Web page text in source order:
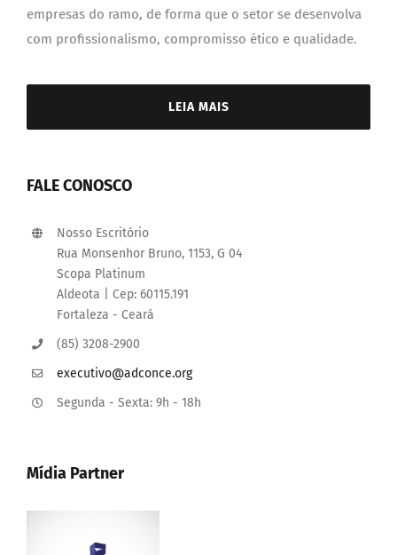
empresas do ramo, de forma que o setor se desenvolva
com profissionalismo, compromisso ético e qualidade.
LEIA MAIS
FALE CONOSCO
Nosso Escritório
Rua Monsenhor Bruno, 1153, G 04
Scopa Platinum
Aldeota | Cep: 60115.191
Fortaleza - Ceará
(85) 3208-2900
executivo@adconce.org
Segunda - Sexta: 9h - 18h
Mídia Partner